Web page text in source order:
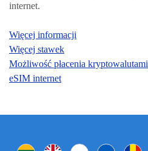
internet.
Więcej informacji
Więcej stawek
Możliwość płacenia kryptowalutami
eSIM internet